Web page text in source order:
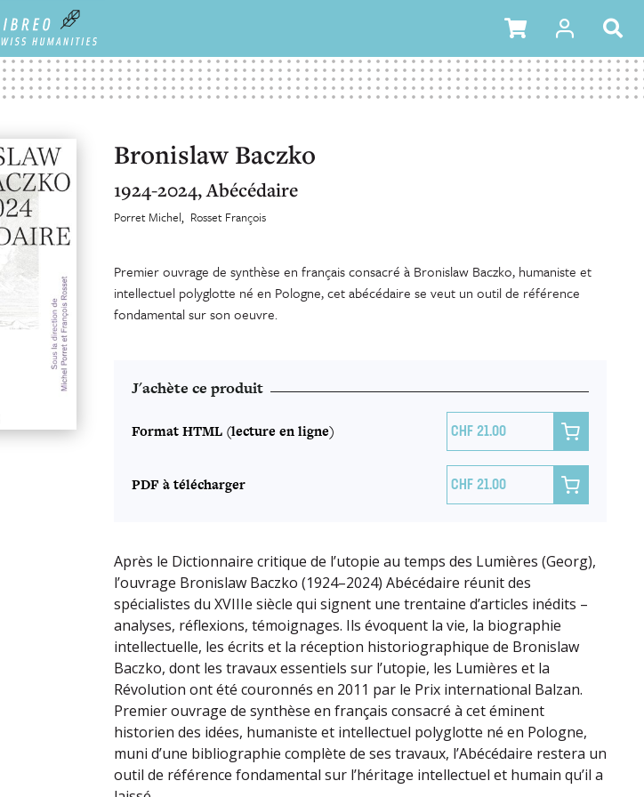
Bronislaw Baczko
1924-2024, Abécédaire
Porret Michel Rosset François
Premier ouvrage de synthèse en français consacré à Bronislaw Baczko, humaniste et
intellectuel polyglotte né en Pologne, cet abécédaire se veut un outil de référence
fondamental sur son oeuvre.
J'achète ce produit
Format HTML (lecture en ligne) 21.00 
PDF à télécharger 21.00 
Après le Dictionnaire critique de l’utopie au temps des Lumières (Georg),
l’ouvrage Bronislaw Baczko (1924–2024) Abécédaire réunit des
spécialistes du XVIIIe siècle qui signent une trentaine d’articles inédits –
analyses, réflexions, témoignages. Ils évoquent la vie, la biographie
intellectuelle, les écrits et la réception historiographique de Bronislaw
Baczko, dont les travaux essentiels sur l’utopie, les Lumières et la
Révolution ont été couronnés en 2011 par le Prix international Balzan.
Premier ouvrage de synthèse en français consacré à cet éminent
historien des idées, humaniste et intellectuel polyglotte né en Pologne,
muni d’une bibliographie complète de ses travaux, l’Abécédaire restera un
outil de référence fondamental sur l’héritage intellectuel et humain qu’il a